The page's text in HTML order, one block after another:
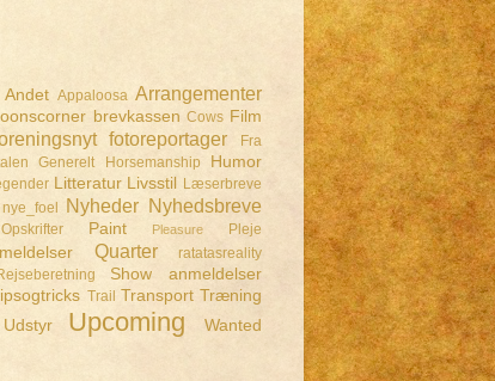
Andet Appaloosa Arrangementer
brevkassen Cows Film
fotoreportager
Fra
Generelt Horsemanship Humor
Litteratur Livsstil Læserbreve
nye_foel Nyheder Nyhedsbreve
Opskrifter Paint Pleasure Pleje
Quarter ratatasreality
Show anmeldelser
Trail Transport Træning
Udstyr Upcoming Wanted